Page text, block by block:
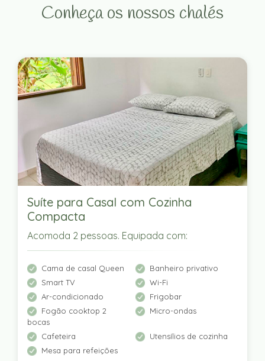
Conheça os nossos chalés
Suíte para Casal com Cozinha
Compacta
Acomoda 2 pessoas. Equipada com:
Cama de casal Queen
Banheiro privativo
Smart TV
Wi-Fi
Ar-condicionado
Frigobar
Fogão cooktop 2
bocas
Micro-ondas
Cafeteira
Utensílios de cozinha
Mesa para refeições